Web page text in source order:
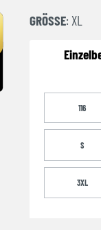
GRÖSSE : XL
116
S
3XL